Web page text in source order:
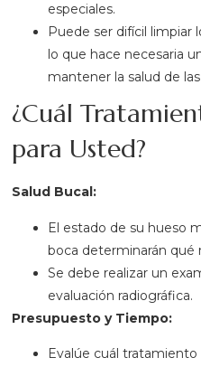
especiales.
Puede ser difícil limpiar
lo que hace necesaria
mantener la salud de
¿Cuál
para Usted?
Salud Bucal:
El estado de su hueso
boca determinarán qué
Se debe realizar un
evaluación radiográfica.
Presupuesto y Tiempo:
Evalúe cuál